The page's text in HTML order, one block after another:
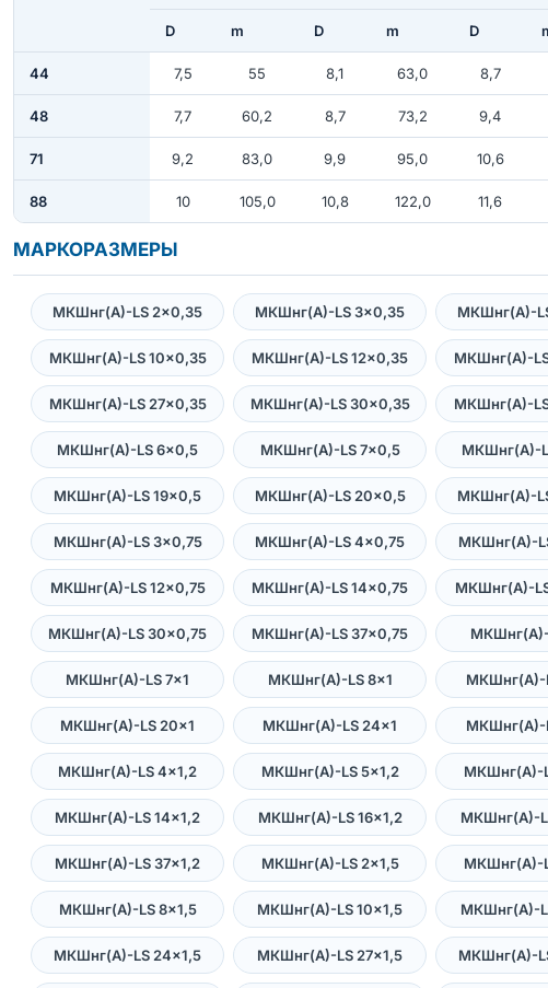
D m D m D
44 7,5 55 8,1 63,0 8,7
48 7,7 60,2 8,7 73,2 9,4
71 9,2 83,0 9,9 95,0 10,6
88 10 105,0 10,8 122,0 11,6
МАРКОРАЗМЕРЫ
МКШнг(А)-LS 2×0,35 МКШнг(А)-LS 3×0,35 МКШнг(А)-
МКШнг(А)-LS 10×0,35 МКШнг(А)-LS 12×0,35 МКШнг(А)-
МКШнг(А)-LS 27×0,35 МКШнг(А)-LS 30×0,35 МКШнг(А)-
МКШнг(А)-LS 6×0,5 МКШнг(А)-LS 7×0,5 МКШнг(А)-
МКШнг(А)-LS 19×0,5 МКШнг(А)-LS 20×0,5 МКШнг(А)-
МКШнг(А)-LS 3×0,75 МКШнг(А)-LS 4×0,75 МКШнг(А)-
МКШнг(А)-LS 12×0,75 МКШнг(А)-LS 14×0,75 МКШнг(А)-
МКШнг(А)-LS 30×0,75 МКШнг(А)-LS 37×0,75 МКШнг(А)-
МКШнг(А)-LS 7×1 МКШнг(А)-LS 8×1 МКШнг(А)-
МКШнг(А)-LS 20×1 МКШнг(А)-LS 24×1 МКШнг(А)-
МКШнг(А)-LS 4×1,2 МКШнг(А)-LS 5×1,2 МКШнг(А)-
МКШнг(А)-LS 14×1,2 МКШнг(А)-LS 16×1,2 МКШнг(А)-
МКШнг(А)-LS 37×1,2 МКШнг(А)-LS 2×1,5 МКШнг(А)-
МКШнг(А)-LS 8×1,5 МКШнг(А)-LS 10×1,5 МКШнг(А)-
МКШнг(А)-LS 24×1,5 МКШнг(А)-LS 27×1,5 МКШнг(А)-